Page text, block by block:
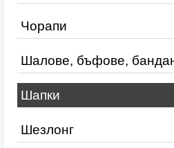
Чорапи
Шалове, бъфове,
Шапки
Шезлонг